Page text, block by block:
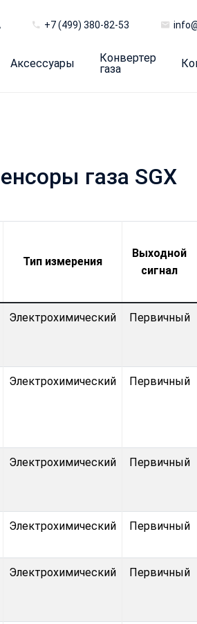
+7 (499) 380-82-53
Аксессуары
Конвертер
газа
газа SGX
Тип измерения
Выходной
сигнал
Электрохимический Первичный
Электрохимический Первичный
Электрохимический Первичный
Электрохимический Первичный
Электрохимический Первичный